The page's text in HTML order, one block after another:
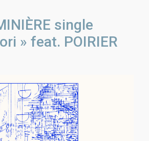
single
» feat. POIRIER